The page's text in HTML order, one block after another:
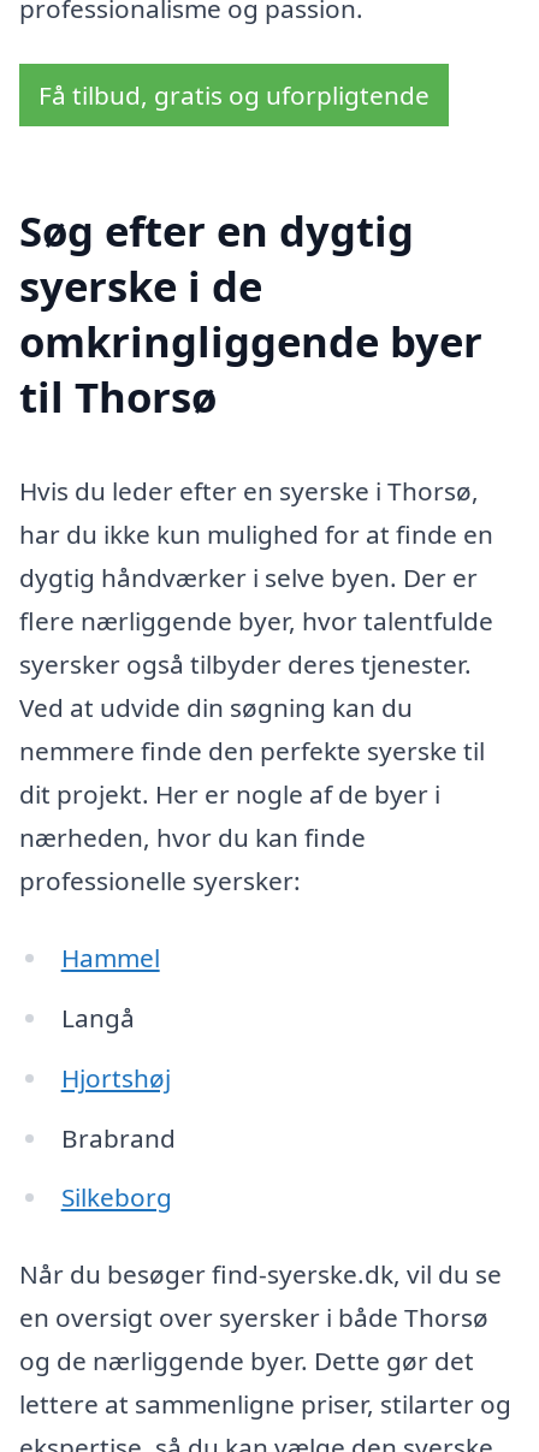
professionalisme og passion.
Få tilbud, gratis og uforpligtende
Søg efter en dygtig
syerske i de
omkringliggende byer
til Thorsø
Hvis du leder efter en syerske i Thorsø,
har du ikke kun mulighed for at finde en
dygtig håndværker i selve byen. Der er
flere nærliggende byer, hvor talentfulde
syersker også tilbyder deres tjenester.
Ved at udvide din søgning kan du
nemmere finde den perfekte syerske til
dit projekt. Her er nogle af de byer i
nærheden, hvor du kan finde
professionelle syersker:
Hammel
Langå
Hjortshøj
Brabrand
Silkeborg
Når du besøger find-syerske.dk, vil du se
en oversigt over syersker i både Thorsø
og de nærliggende byer. Dette gør det
lettere at sammenligne priser, stilarter og